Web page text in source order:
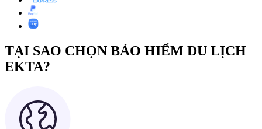
TẠI SAO CHỌN BẢO HIỂM DU LỊCH
EKTA?